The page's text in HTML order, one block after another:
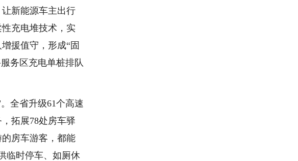
新能源车主出行
充电堆技术，实
援值守，形成“固
务区充电单桩排队
全省升级61个高速
拓展78处房车驿
房车游客，都能
临时停车、如厕休